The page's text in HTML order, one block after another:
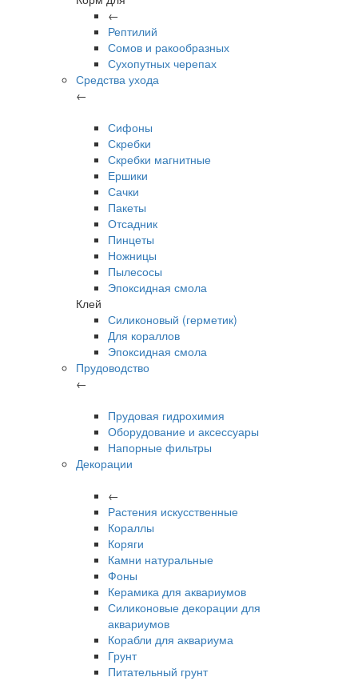
←
Рептилий
Сомов и ракообразных
Сухопутных черепах
Средства ухода
←
Сифоны
Скребки
Скребки магнитные
Ершики
Сачки
Пакеты
Отсадник
Пинцеты
Ножницы
Пылесосы
Эпоксидная смола
Клей
Силиконовый (герметик)
Для кораллов
Эпоксидная смола
Прудоводство
←
Прудовая гидрохимия
Оборудование и аксессуары
Напорные фильтры
Декорации
←
Растения искусственные
Кораллы
Коряги
Камни натуральные
Фоны
Керамика для аквариумов
Силиконовые декорации для
аквариумов
Корабли для аквариума
Грунт
Питательный грунт